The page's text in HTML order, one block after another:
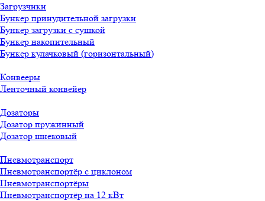
Загрузчики
Бункер принудительной загрузки
Бункер загрузки с сушкой
Бункер накопительный
Бункер кулачковый (горизонтальный)
Конвееры
Ленточный конвейер
Дозаторы
Дозатор пружинный
Дозатор шнековый
Пневмотранспорт
Пневмотранспортёр с циклоном
Пневмотранспортёры
Пневмотранспортёр на 12 кВт